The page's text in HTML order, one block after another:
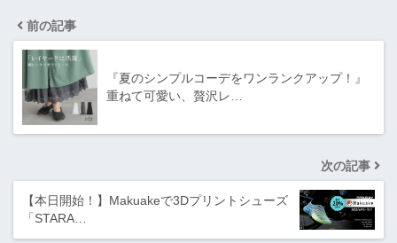
前の記事
『夏のシンプルコーデをワンランクアップ！』
重ねて可愛い、贅沢レ…
次の記事
【本日開始！】Makuakeで3Dプリントシューズ
「STARA…